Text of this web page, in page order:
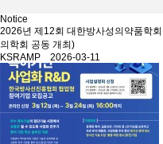
Notice
2026년 제12회 대한방사성의약품학
의학회 공동 개최)
KSRAMP 2026-03-11